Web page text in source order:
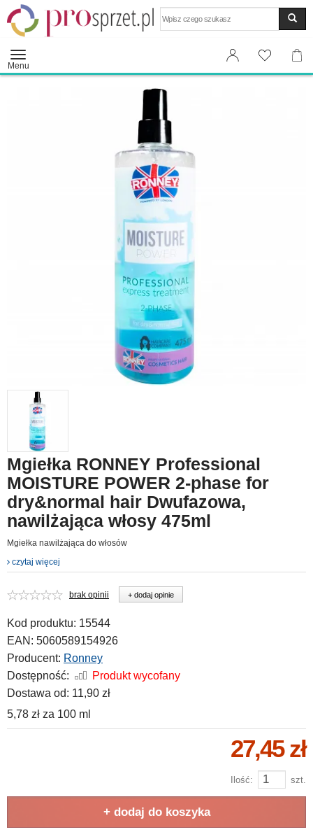
Menu
Mgiełka RONNEY Professional
MOISTURE POWER 2-phase for
dry&normal hair Dwufazowa,
nawilżająca włosy 475ml
Mgiełka nawilżająca do włosów
czytaj więcej
brak opinii + dodaj opinie
Kod produktu: 15544
EAN: 5060589154926
Producent: Ronney
Dostępność:
Produkt wycofany
Dostawa od: 11,90 zł
5,78 zł za 100 ml
27,45 zł
Ilość: szt.
+ dodaj do koszyka